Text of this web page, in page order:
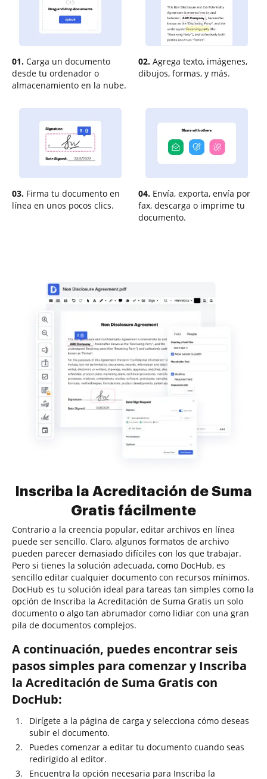
01. Carga un documento
desde tu ordenador o
almacenamiento en la nube.
02. Agrega texto, imágenes,
dibujos, formas, y más.
03. Firma tu documento en
línea en unos pocos clics.
04. Envía, exporta, envía por
fax, descarga o imprime tu
documento.
Inscriba la Acreditación de Suma
Gratis fácilmente
Contrario a la creencia popular, editar archivos en línea
puede ser sencillo. Claro, algunos formatos de archivo
pueden parecer demasiado difíciles con los que trabajar.
Pero si tienes la solución adecuada, como DocHub, es
sencillo editar cualquier documento con recursos mínimos.
DocHub es tu solución ideal para tareas tan simples como la
opción de Inscriba la Acreditación de Suma Gratis un solo
documento o algo tan abrumador como lidiar con una gran
pila de documentos complejos.
A continuación, puedes encontrar seis
pasos simples para comenzar y Inscriba
la Acreditación de Suma Gratis con
DocHub:
Dirígete a la página de carga y selecciona cómo deseas
subir el documento.
Puedes comenzar a editar tu documento cuando seas
redirigido al editor.
Encuentra la opción necesaria para Inscriba la